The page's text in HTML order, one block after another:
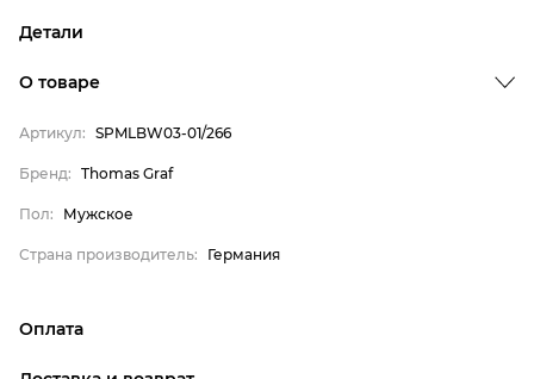
Детали
Бренд
Пол
Thomas Graf
О товаре
Артикул: SPMLBW03-01/266
Бренд: Thomas Graf
Пол: Мужское
Страна производитель: Германия
Оплата